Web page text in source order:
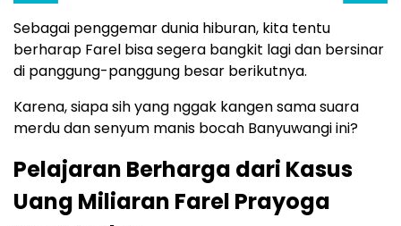
Sebagai penggemar dunia hiburan, kita tentu
berharap Farel bisa segera bangkit lagi dan bersinar
di panggung-panggung besar berikutnya.
Karena, siapa sih yang nggak kangen sama suara
merdu dan senyum manis bocah Banyuwangi ini?
Pelajaran Berharga dari Kasus
Uang Miliaran Farel Prayoga